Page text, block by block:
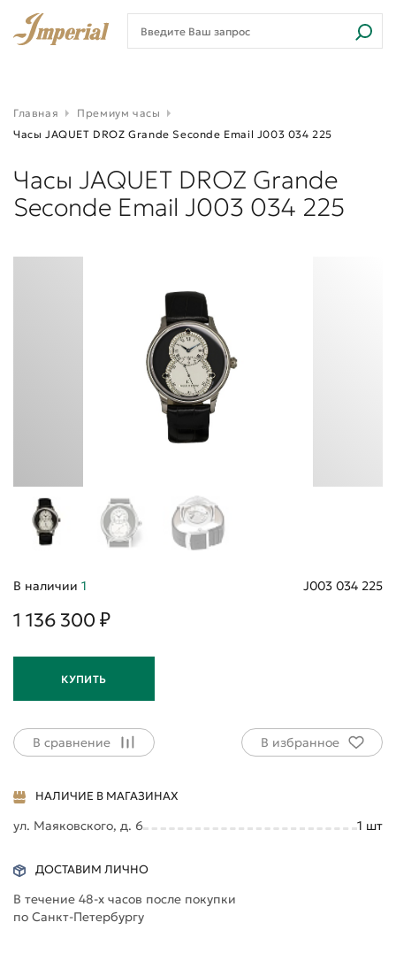
Главная
Премиум часы
Часы JAQUET DROZ Grande Seconde Email J003 034 225
Часы JAQUET DROZ Grande
Seconde Email J003 034 225
В наличии 1 J003 034 225
1 136 300 ₽
КУПИТЬ
В сравнение В избранное
НАЛИЧИЕ В МАГАЗИНАХ
ул. Маяковского, д. 6 1 шт
ДОСТАВИМ ЛИЧНО
В течение 48-х часов после покупки
по Санкт-Петербургу